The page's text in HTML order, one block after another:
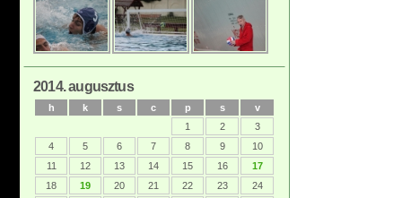
2014. augusztus
h k s c p s v
1 2
3
4
5 6 7 8 9
10
11
12 13 14 15 16
17
18
19 20 21 22 23
24